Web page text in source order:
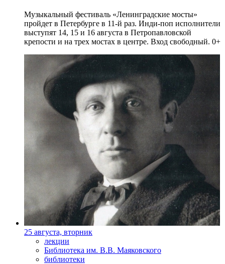
Музыкальный фестиваль «Ленинградские мосты»
пройдет в Петербурге в 11-й раз. Инди-поп исполнители
выступят 14, 15 и 16 августа в Петропавловской
крепости и на трех мостах в центре. Вход свободный. 0+
25 августа, вторник
лекции
Библиотека им. В.В. Маяковского
библиотеки